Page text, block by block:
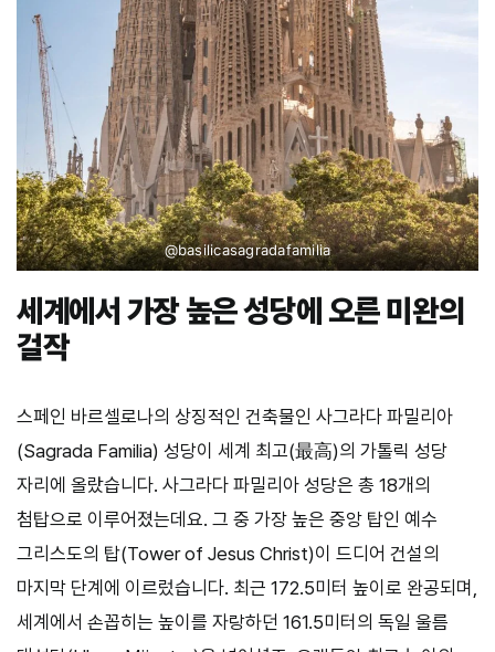
@basilicasagradafamilia
세계에서 가장 높은 성당에 오른미완의
걸작
스페인 바르셀로나의 상징적인 건축물인 사그라다 파밀리아
(Sagrada Familia) 성당이 세계 최고(最高)의 가톨릭 성당
자리에 올랐습니다. 사그라다 파밀리아 성당은 총 18개의
첨탑으로 이루어졌는데요. 그 중 가장 높은 중앙 탑인 예수
그리스도의 탑(Tower of Jesus Christ)이 드디어 건설의
마지막 단계에 이르렀습니다. 최근 172.5미터 높이로 완공되며,
세계에서 손꼽히는 높이를 자랑하던 161.5미터의 독일 울름